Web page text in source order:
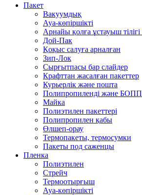
Пакет
Вакуумдық
Ауа-көпіршікті
Арнайы қолға ұстауыш тілігі
Дой-Пак
Қоқыс салуға арналған
Зип-Лок
Сырғытпасы бар слайдер
Крафттан жасалған пакеттер
Курьерлік және пошта
Полипропиленді және БОПП
Майка
Полиэтилен пакеттері
Полипропилен қабы
Өлшеп-орау
Термопакеты, термосумки
Пакеты под саженцы
Пленка
Полиэтилен
Стрейч
Термоотырғыш
Ауа-көпіршікті